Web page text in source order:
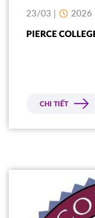
23/03 | 2026
PIERCE
CHI TIẾT